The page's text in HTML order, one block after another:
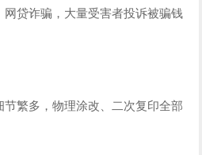
贷诈骗，大量受害者投诉被骗钱
繁多，物理涂改、二次复印全部